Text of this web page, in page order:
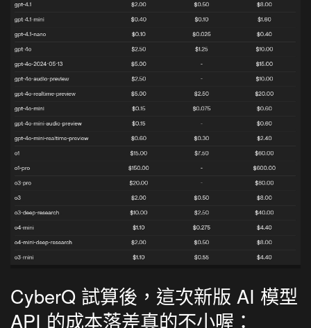
CyberQ 試算後，這次新版 AI 模型
API 的成本落差真的不小喔：